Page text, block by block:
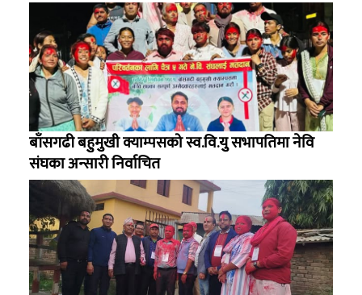
बाँसगढी बहुुमुुखी क्याम्पसको स्व.वि.युु सभापतिमा नेवि
संघका अन्सारी निर्वाचित